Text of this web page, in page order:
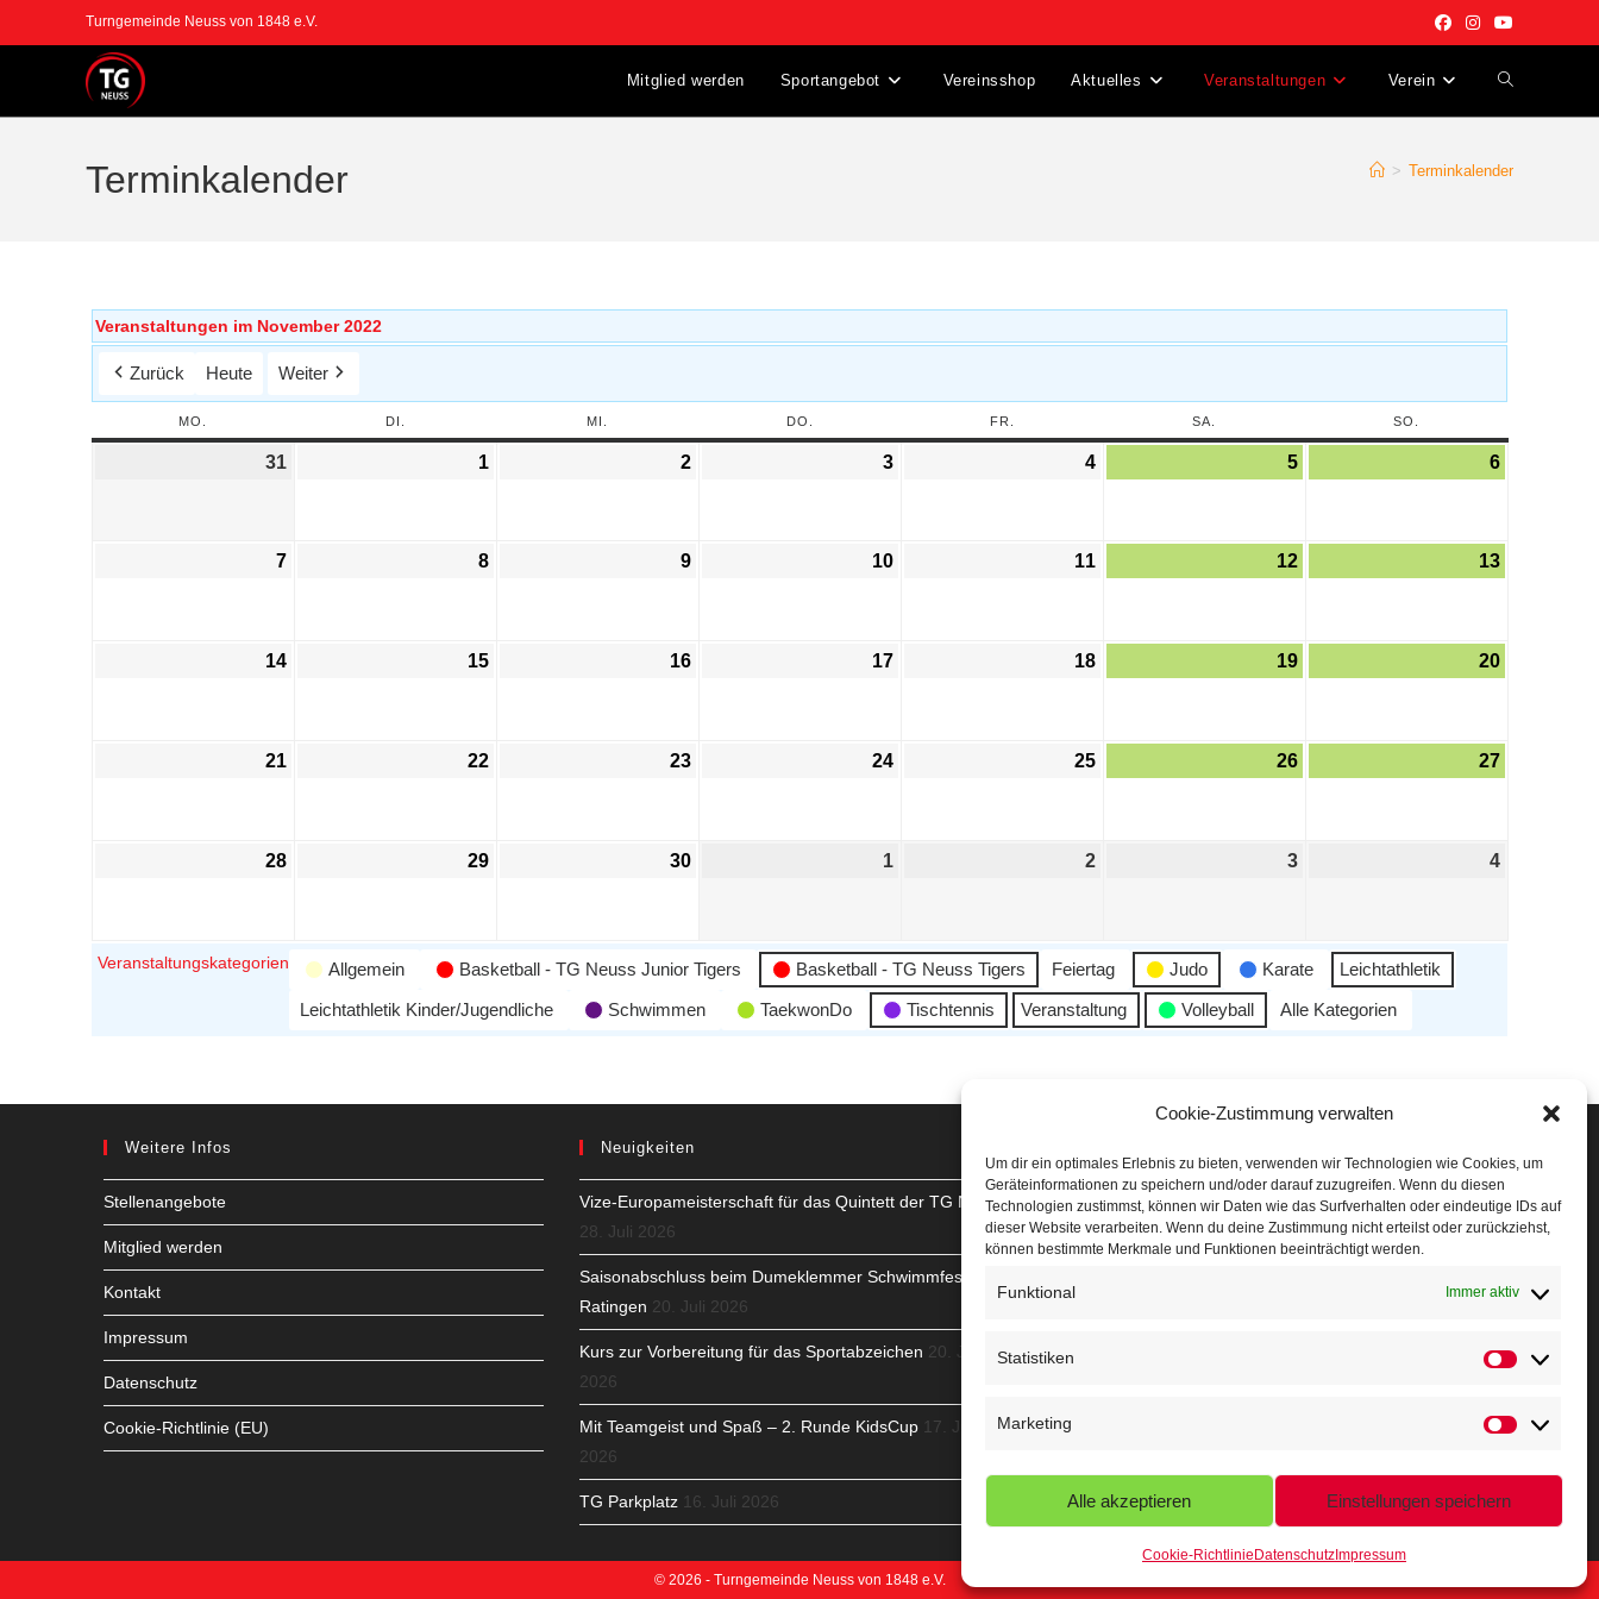
Cookie-Zustimmung verwalten
Um dir ein optimales Erlebnis zu bieten, verwenden wir Technologien wie Cookies, um
Geräteinformationen zu speichern und/oder darauf zuzugreifen. Wenn du diesen
Technologien zustimmst, können wir Daten wie das Surfverhalten oder eindeutige IDs auf
dieser Website verarbeiten. Wenn du deine Zustimmung nicht erteilst oder zurückziehst,
können bestimmte Merkmale und Funktionen beeinträchtigt werden.
Funktional Immer aktiv
Statistiken
Marketing
Alle akzeptieren Einstellungen speichern
Cookie-Richtlinie DatenschutzImpressum
Turngemeinde Neuss von 1848 e.V.
Mitglied werden Sportangebot Vereinsshop Aktuelles Veranstaltungen Verein
Terminkalender > Terminkalender
Veranstaltungen im November 2022
Zurück Heute Weiter
MO. DI. MI. DO. FR. SA. SO.
31 1 2 3 4 5 6
7 8 9 10 11 12 13
14 15 16 17 18 19 20
21 22 23 24 25 26 27
28 29 30 1 2 3 4
Veranstaltungskategorien Allgemein Basketball - TG Neuss Junior Tigers Basketball - TG Neuss Tigers Feiertag Judo Karate
Leichtathletik
Leichtathletik Kinder/Jugendliche
Schwimmen TaekwonDo Tischtennis Veranstaltung Volleyball Alle Kategorien
Weitere Infos
Stellenangebote
Mitglied werden
Kontakt
Impressum
Datenschutz
Cookie-Richtlinie (EU)
Neuigkeiten
Vize-Europameisterschaft für das Quintett der TG Neuss
28. Juli 2026
Saisonabschluss beim Dumeklemmer Schwimmfest in
Ratingen 20. Juli 2026
Kurs zur Vorbereitung für das Sportabzeichen 20. Juli
2026
Mit Teamgeist und Spaß – 2. Runde KidsCup 17. Juli
2026
TG Parkplatz 16. Juli 2026
Höffner Run
Schnuppertag
Terminkalender
Nikolaus-Crosslauf
Capoeira Camp
© 2026 - Turngemeinde Neuss von 1848 e.V.